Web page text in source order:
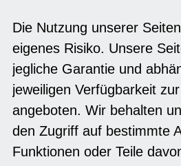
Die Nutzung unserer
eigenes Risiko. Unsere
jegliche Garantie und
jeweiligen Verfügbarkeit
angeboten. Wir behalten
den Zugriff auf bestimmte
Funktionen oder Teile